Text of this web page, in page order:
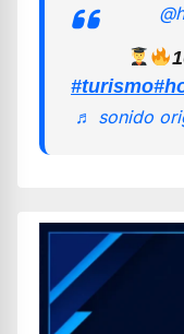
#turismo
♬ sonido